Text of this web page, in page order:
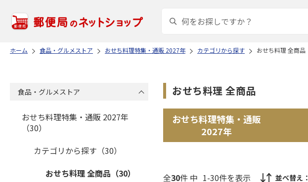
ホーム 食品・グルメストア おせち料理特集・通販 2027年 カテゴリから探す おせち料理 全商品
おせち料理 全商品
おせち料理特集・通販
2027年
全30件 中 1-30件を表示 並べ替え：
食品・グルメストア
おせち料理特集・通販 2027年
（30）
カテゴリから探す（30）
おせち料理 全商品（30）